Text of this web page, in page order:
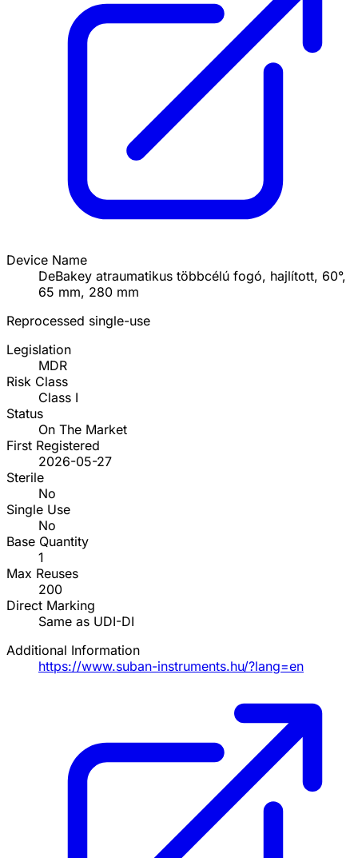
Device Name
DeBakey atraumatikus többcélú fogó, hajlított, 60°,
65 mm, 280 mm
Reprocessed single-use
Legislation
MDR
Risk Class
Class I
Status
On The Market
First Registered
2026-05-27
Sterile
No
Single Use
No
Base Quantity
1
Max Reuses
200
Direct Marking
Same as UDI-DI
Additional Information
https://www.suban-instruments.hu/?lang=en